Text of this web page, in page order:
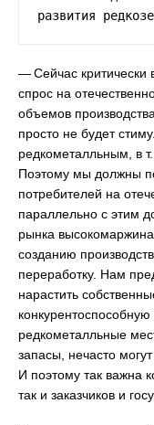
развития
— Сейчас критически
спрос на
объемов
просто не будет
редкометалльным, в
Поэтому мы должны
потребителей на
параллельно с этим
рынка
созданию
переработку. Нам
нарастить
редкометалльные
запасы, нечасто
И поэтому так важна
так и заказчиков и